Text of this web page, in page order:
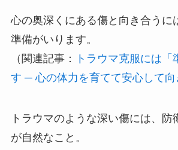
心の奥深くにある傷と向き合うに
準備がいります。
（関連記事：
トラウマ克服には
す ─ 心の体力を育てて安心して
トラウマのような深い傷には、防
が自然なこと。